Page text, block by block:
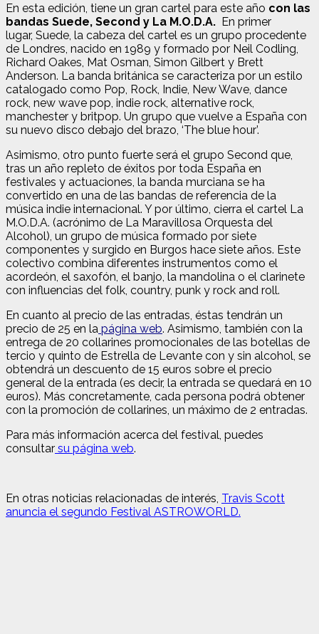
En esta edición, tiene un gran cartel para este año con las
bandas Suede, Second y La M.O.D.A. En primer
lugar, Suede, la cabeza del cartel es un grupo procedente
de Londres, nacido en 1989 y formado por Neil Codling,
Richard Oakes, Mat Osman, Simon Gilbert y Brett
Anderson. La banda británica se caracteriza por un estilo
catalogado como Pop, Rock, Indie, New Wave, dance
rock, new wave pop, indie rock, alternative rock,
manchester y britpop. Un grupo que vuelve a España con
su nuevo disco debajo del brazo, ‘The blue hour’.
Asimismo, otro punto fuerte será el grupo Second que,
tras un año repleto de éxitos por toda España en
festivales y actuaciones, la banda murciana se ha
convertido en una de las bandas de referencia de la
música indie internacional. Y por último, cierra el cartel La
M.O.D.A. (acrónimo de La Maravillosa Orquesta del
Alcohol), un grupo de música formado por siete
componentes y surgido en Burgos hace siete años. Este
colectivo combina diferentes instrumentos como el
acordeón, el saxofón, el banjo, la mandolina o el clarinete
con influencias del folk, country, punk y rock and roll.
En cuanto al precio de las entradas, éstas tendrán un
precio de 25 en la página web. Asimismo, también con la
entrega de 20 collarines promocionales de las botellas de
tercio y quinto de Estrella de Levante con y sin alcohol, se
obtendrá un descuento de 15 euros sobre el precio
general de la entrada (es decir, la entrada se quedará en 10
euros). Más concretamente, cada persona podrá obtener
con la promoción de collarines, un máximo de 2 entradas.
Para más información acerca del festival, puedes
consultar su página web.
En otras noticias relacionadas de interés, Travis Scott
anuncia el segundo Festival ASTROWORLD.